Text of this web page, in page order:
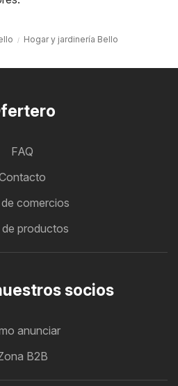
Hogar y jardinería Bello
FAQ
comercios
de productos
socios
anunciar
B2B